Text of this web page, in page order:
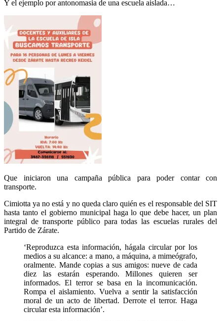
Y el ejemplo por antonomasia de una escuela aislada…
Que iniciaron una campaña pública para poder contar con
transporte.
Cimiotta ya no está y no queda claro quién es el responsable del SIT
hasta tanto el gobierno municipal haga lo que debe hacer, un plan
integral de transporte público para todas las escuelas rurales del
Partido de Zárate.
‘Reproduzca esta información, hágala circular por los
medios a su alcance: a mano, a máquina, a mimeógrafo,
oralmente. Mande copias a sus amigos: nueve de cada
diez las estarán esperando. Millones quieren ser
informados. El terror se basa en la incomunicación.
Rompa el aislamiento. Vuelva a sentir la satisfacción
moral de un acto de libertad. Derrote el terror. Haga
circular esta información’.